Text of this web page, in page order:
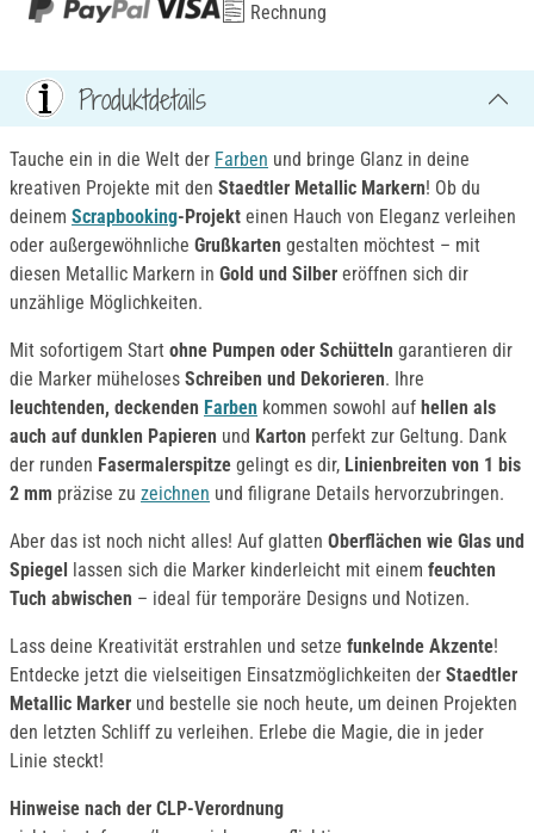
Rechnung
Produktdetails
Tauche ein in die Welt der Farben und bringe Glanz in deine
kreativen Projekte mit den Staedtler Metallic Markern! Ob du
deinem Scrapbooking-Projekt einen Hauch von Eleganz verleihen
oder außergewöhnliche Grußkarten gestalten möchtest – mit
diesen Metallic Markern in Gold und Silber eröffnen sich dir
unzählige Möglichkeiten.
Mit sofortigem Start ohne Pumpen oder Schütteln garantieren dir
die Marker müheloses Schreiben und Dekorieren. Ihre
leuchtenden, deckenden Farben kommen sowohl auf hellen als
auch auf dunklen Papieren und Karton perfekt zur Geltung. Dank
der runden Fasermalerspitze gelingt es dir, Linienbreiten von 1 bis
2 mm präzise zu zeichnen und filigrane Details hervorzubringen.
Aber das ist noch nicht alles! Auf glatten Oberflächen wie Glas und
Spiegel lassen sich die Marker kinderleicht mit einem feuchten
Tuch abwischen – ideal für temporäre Designs und Notizen.
Lass deine Kreativität erstrahlen und setze funkelnde Akzente!
Entdecke jetzt die vielseitigen Einsatzmöglichkeiten der Staedtler
Metallic Marker und bestelle sie noch heute, um deinen Projekten
den letzten Schliff zu verleihen. Erlebe die Magie, die in jeder
Linie steckt!
Hinweise nach der CLP-Verordnung